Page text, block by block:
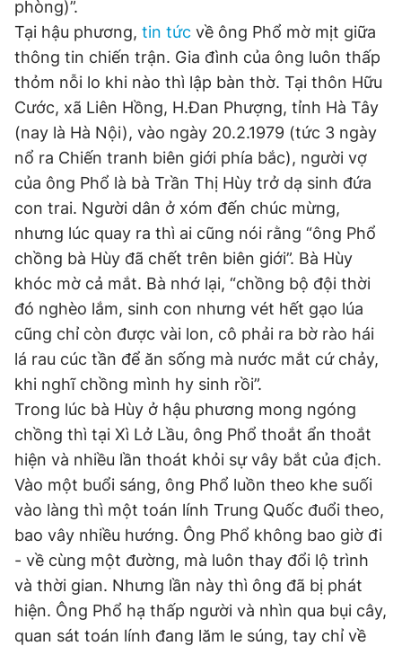
phòng)”.
Tại hậu phương, tin tức về ông Phổ mờ mịt giữa
thông tin chiến trận. Gia đình của ông luôn thấp
thỏm nỗi lo khi nào thì lập bàn thờ. Tại thôn Hữu
Cước, xã Liên Hồng, H.Đan Phượng, tỉnh Hà Tây
(nay là Hà Nội), vào ngày 20.2.1979 (tức 3 ngày
nổ ra Chiến tranh biên giới phía bắc), người vợ
của ông Phổ là bà Trần Thị Hùy trở dạ sinh đứa
con trai. Người dân ở xóm đến chúc mừng,
nhưng lúc quay ra thì ai cũng nói rằng “ông Phổ
chồng bà Hùy đã chết trên biên giới”. Bà Hùy
khóc mờ cả mắt. Bà nhớ lại, “chồng bộ đội thời
đó nghèo lắm, sinh con nhưng vét hết gạo lúa
cũng chỉ còn được vài lon, cô phải ra bờ rào hái
lá rau cúc tần để ăn sống mà nước mắt cứ chảy,
khi nghĩ chồng mình hy sinh rồi”.
Trong lúc bà Hùy ở hậu phương mong ngóng
chồng thì tại Xì Lở Lầu, ông Phổ thoắt ẩn thoắt
hiện và nhiều lần thoát khỏi sự vây bắt của địch.
Vào một buổi sáng, ông Phổ luồn theo khe suối
vào làng thì một toán lính Trung Quốc đuổi theo,
bao vây nhiều hướng. Ông Phổ không bao giờ đi
- về cùng một đường, mà luôn thay đổi lộ trình
và thời gian. Nhưng lần này thì ông đã bị phát
hiện. Ông Phổ hạ thấp người và nhìn qua bụi cây,
quan sát toán lính đang lăm le súng, tay chỉ về